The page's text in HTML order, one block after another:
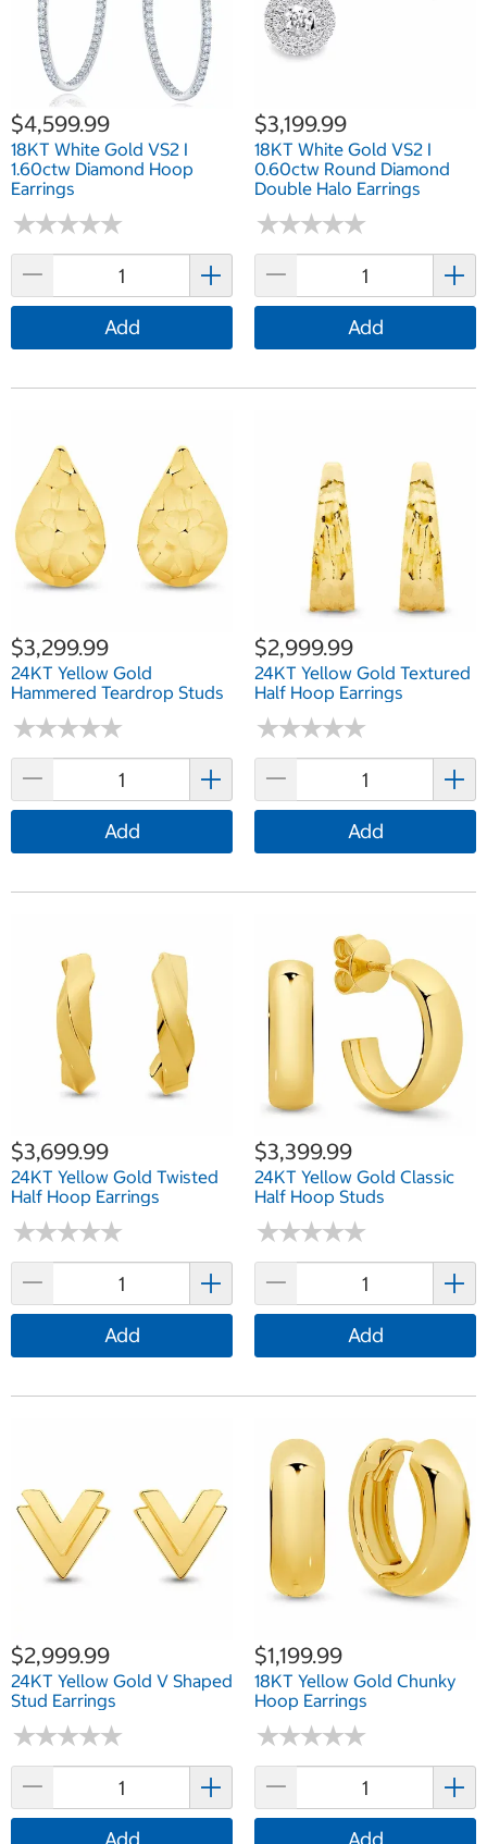
$4,599.99
18KT White Gold VS2 I
1.60ctw Diamond Hoop
Earrings
★★★★★
★★★★★
Add
$3,199.99
18KT White Gold VS2 I
0.60ctw Round Diamond
Double Halo Earrings
★★★★★
★★★★★
Add
$3,299.99
24KT Yellow Gold
Hammered Teardrop Studs
★★★★★
★★★★★
Add
$2,999.99
24KT Yellow Gold Textured
Half Hoop Earrings
★★★★★
★★★★★
Add
$3,699.99
24KT Yellow Gold Twisted
Half Hoop Earrings
★★★★★
★★★★★
Add
$3,399.99
24KT Yellow Gold Classic
Half Hoop Studs
★★★★★
★★★★★
Add
$2,999.99
24KT Yellow Gold V Shaped
Stud Earrings
★★★★★
★★★★★
$1,199.99
18KT Yellow Gold Chunky
Hoop Earrings
★★★★★
★★★★★